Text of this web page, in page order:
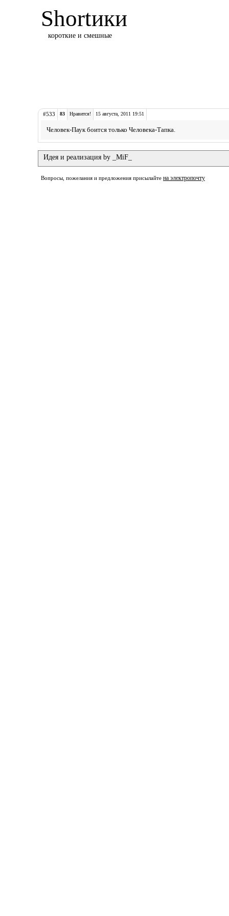
Shortики
короткие и смешные
#533 83 Нравится! 15 августа, 2011 19:51
Человек-Паук боится только Человека-Тапка.
Идея и реализация by _MiF_
Вопросы, пожелания и предложения присылайте на электропочту